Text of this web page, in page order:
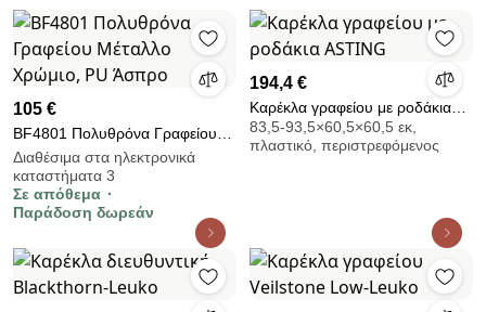
105 €
BF4801 Πολυθρόνα Γραφείου
Μέταλλο Χρώμιο, PU Άσπρο
Διαθέσιμα στα ηλεκτρονικά
καταστήματα 3
Σε απόθεμα
Παράδοση δωρεάν
194,4 €
Καρέκλα γραφείου με ροδάκια
ASTING
83,5-93,5×60,5×60,5 εκ,
πλαστικό, περιστρεφόμενος